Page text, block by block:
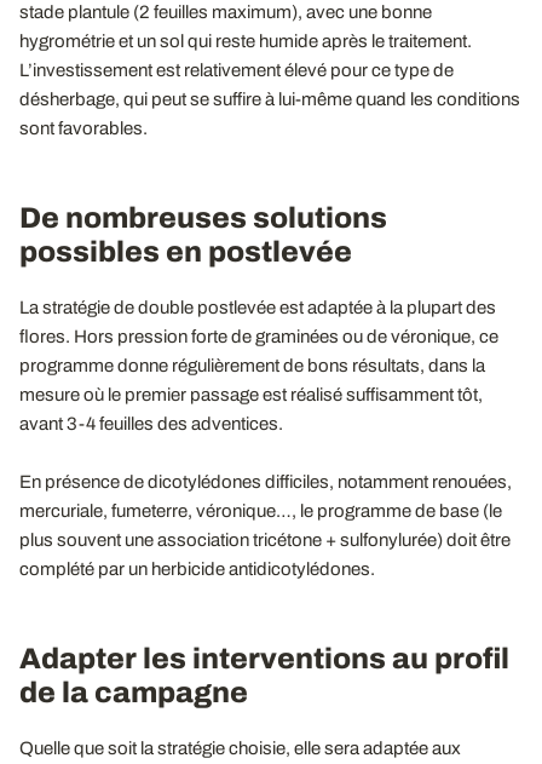
stade plantule (2 feuilles maximum), avec une bonne
hygrométrie et un sol qui reste humide après le traitement.
L’investissement est relativement élevé pour ce type de
désherbage, qui peut se suffire à lui-même quand les conditions
sont favorables.
De nombreuses solutions
possibles en postlevée
La stratégie de double postlevée est adaptée à la plupart des
flores. Hors pression forte de graminées ou de véronique, ce
programme donne régulièrement de bons résultats, dans la
mesure où le premier passage est réalisé suffisamment tôt,
avant 3-4 feuilles des adventices.
En présence de dicotylédones difficiles, notamment renouées,
mercuriale, fumeterre, véronique…, le programme de base (le
plus souvent une association tricétone + sulfonylurée) doit être
complété par un herbicide antidicotylédones.
Adapter les interventions au profil
de la campagne
Quelle que soit la stratégie choisie, elle sera adaptée aux